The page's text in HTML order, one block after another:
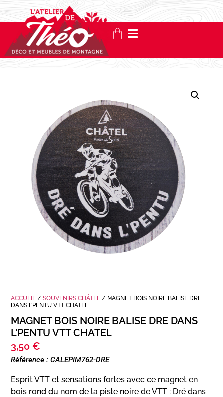
ACCUEIL /SOUVENIRS CHÂTEL / MAGNET BOIS NOIRE BALISE DRE
DANS L’PENTU VTT CHATEL
MAGNET BOIS NOIRE BALISE DRE DANS
L’PENTU VTT CHATEL
3,50 €
Référence : CALEPIM762-DRE
Esprit VTT et sensations fortes avec ce magnet en
bois rond du nom de la piste noire de VTT : Dré dans